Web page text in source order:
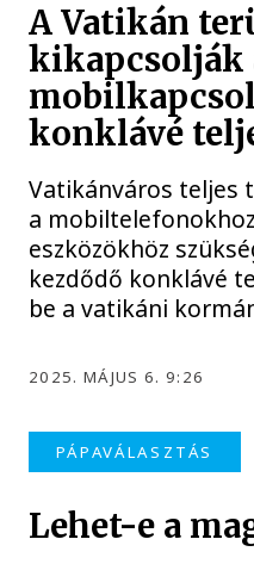
A Vatikán
kikapcsolják
konklávé
Vatikánváros teljes
a
eszközökhöz
kezdődő konklávé
be a vatikáni
2025. MÁJUS 6. 9:26
PÁPAVÁLASZTÁS
Lehet-e a